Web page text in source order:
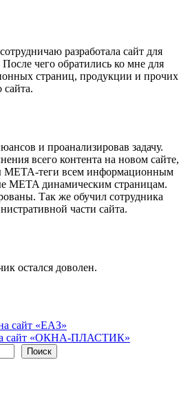
разработала сайт для
чего обратились ко мне для
страниц, продукции и прочих
и проанализировав задачу.
всего контента на новом сайте,
META-теги всем информационным
META динамическим страницам.
Так же обучил сотрудника
части сайта.
остался доволен.
сайт «ЕАЗ»
сайт «ОКНА-ПЛАСТИК»
Поиск